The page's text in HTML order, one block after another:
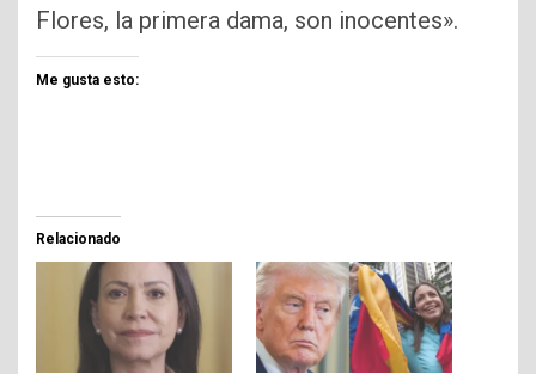
Flores, la primera dama, son inocentes».
Me gusta esto:
Relacionado